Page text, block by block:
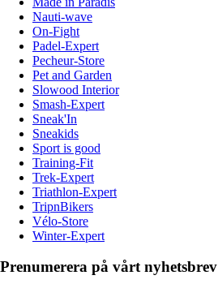
Nauti-wave
On-Fight
Padel-Expert
Pecheur-Store
Pet and Garden
Slowood Interior
Smash-Expert
Sneak'In
Sneakids
Sport is good
Training-Fit
Trek-Expert
Triathlon-Expert
TripnBikers
Vélo-Store
Winter-Expert
Prenumerera på vårt nyhetsbrev